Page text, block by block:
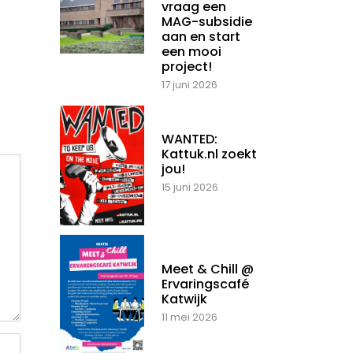
vraag een
MAG-subsidie
aan en start
een mooi
project!
17 juni 2026
WANTED:
Kattuk.nl zoekt
jou!
15 juni 2026
Meet & Chill @
Ervaringscafé
Katwijk
11 mei 2026